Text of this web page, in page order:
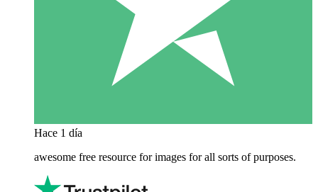
Hace 1 día
awesome free resource for images for all sorts of purposes.